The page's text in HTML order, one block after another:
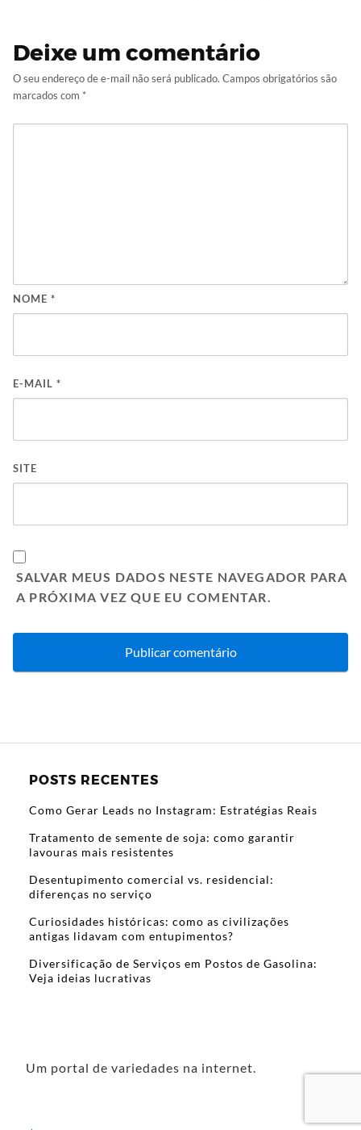
Deixe um comentário
O seu endereço de e-mail não será publicado. Campos obrigatórios são
marcados com *
NOME *
E-MAIL *
SITE
SALVAR MEUS DADOS NESTE NAVEGADOR PARA
A PRÓXIMA VEZ QUE EU COMENTAR.
POSTS RECENTES
Como Gerar Leads no Instagram: Estratégias Reais
Tratamento de semente de soja: como garantir
lavouras mais resistentes
Desentupimento comercial vs. residencial:
diferenças no serviço
Curiosidades históricas: como as civilizações
antigas lidavam com entupimentos?
Diversificação de Serviços em Postos de Gasolina:
Veja ideias lucrativas
Um portal de variedades na internet.